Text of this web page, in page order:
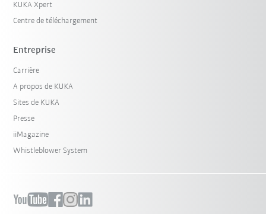
KUKA Xpert
Centre de téléchargement
Entreprise
Carrière
A propos de KUKA
Sites de KUKA
Presse
iiMagazine
Whistleblower System